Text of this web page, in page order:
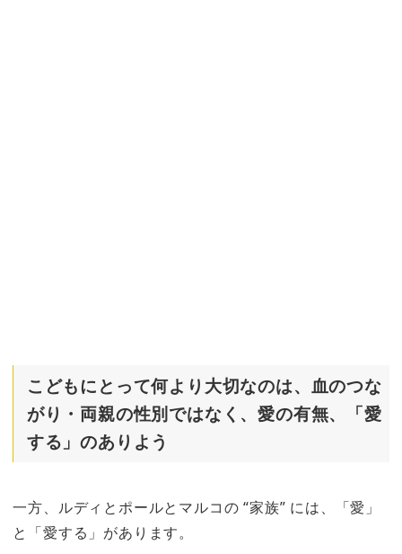
こどもにとって何より大切なのは、血のつな
がり・両親の性別ではなく、愛の有無、「愛
する」のありよう
一方、ルディとポールとマルコの “家族” には、「愛」
と「愛する」があります。